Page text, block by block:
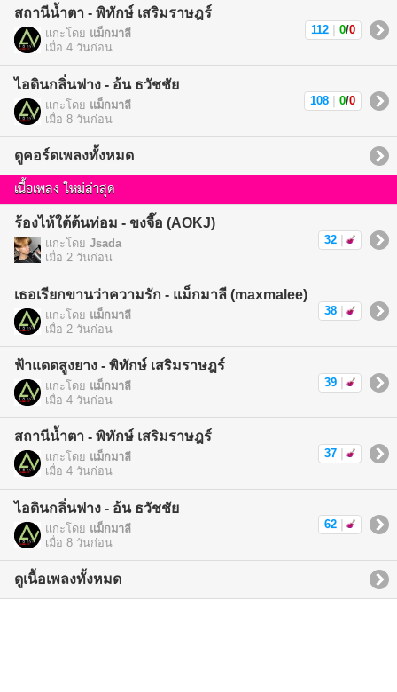
สถานีน้ำตา - พิทักษ์ เสริมราษฎร์
แกะโดย แม็กมาลี
เมื่อ 4 วันก่อน
112 0/0
ไอดินกลิ่นฟาง - อ้น ธวัชชัย
แกะโดย แม็กมาลี
เมื่อ 8 วันก่อน
108 0/0
ดูคอร์ดเพลงทั้งหมด
เนื้อเพลง ใหม่ล่าสุด
ร้องไห้ใต้ต้นท่อม - ขงจื๊อ (AOKJ)
แกะโดย Jsada
เมื่อ 2 วันก่อน
32
เธอเรียกขานว่าความรัก - แม็กมาลี (maxmalee)
แกะโดย แม็กมาลี
เมื่อ 2 วันก่อน
38
ฟ้าแดดสูงยาง - พิทักษ์ เสริมราษฎร์
แกะโดย แม็กมาลี
เมื่อ 4 วันก่อน
39
สถานีน้ำตา - พิทักษ์ เสริมราษฎร์
แกะโดย แม็กมาลี
เมื่อ 4 วันก่อน
37
ไอดินกลิ่นฟาง - อ้น ธวัชชัย
แกะโดย แม็กมาลี
เมื่อ 8 วันก่อน
62
ดูเนื้อเพลงทั้งหมด